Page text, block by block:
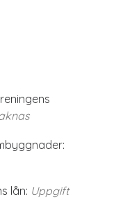
lån: Uppgift